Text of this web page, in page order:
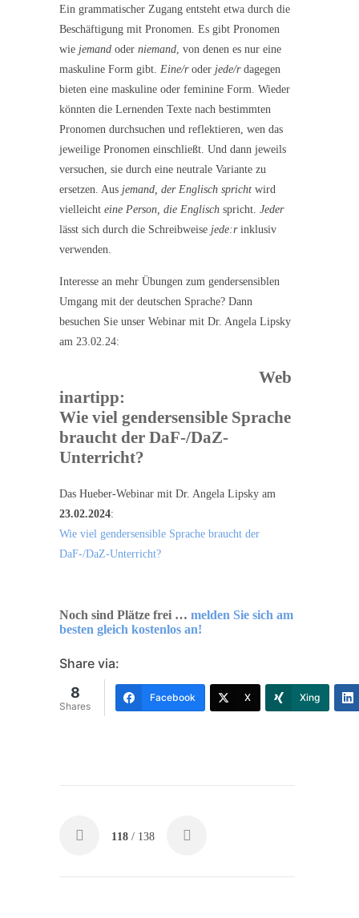
Ein grammatischer Zugang entsteht etwa durch die
Beschäftigung mit Pronomen. Es gibt Pronomen
wie jemand oder niemand, von denen es nur eine
maskuline Form gibt. Eine/roder jede/rdagegen
bieten eine maskuline oder feminine Form. Wieder
könnten die Lernenden Texte nach bestimmten
Pronomen durchsuchen und reflektieren, wen das
jeweilige Pronomen einschließt. Und dann jeweils
versuchen, sie durch eine neutrale Variante zu
ersetzen. Aus jemand, der Englisch spricht wird
vielleicht eine Person, die Englisch spricht. Jeder
lässt sich durch die Schreibweise jede:rinklusiv
verwenden.
Interesse an mehr Übungen zum gendersensiblen
Umgang mit der deutschen Sprache? Dann
besuchen Sie unser Webinar mit Dr. Angela Lipsky
am 23.02.24:
Web
inartipp:
Wie viel gendersensible Sprache
braucht der DaF-/DaZ-
Unterricht?
Das Hueber-Webinar mit Dr. Angela Lipsky am
23.02.2024:
Wie viel gendersensible Sprache braucht der
DaF-/DaZ-Unterricht?
Noch sind Plätze frei … melden Sie sich am
besten gleich kostenlos an!
Share via:
8
Shares
Facebook X Xing
118 / 138